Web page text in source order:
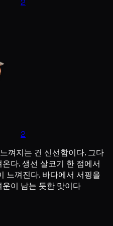
2
2
껴지는 건 신선함이다. 그다
다. 생선 살코기 한 점에서
느껴진다. 바다에서 서핑을
이 남는 듯한 맛이다